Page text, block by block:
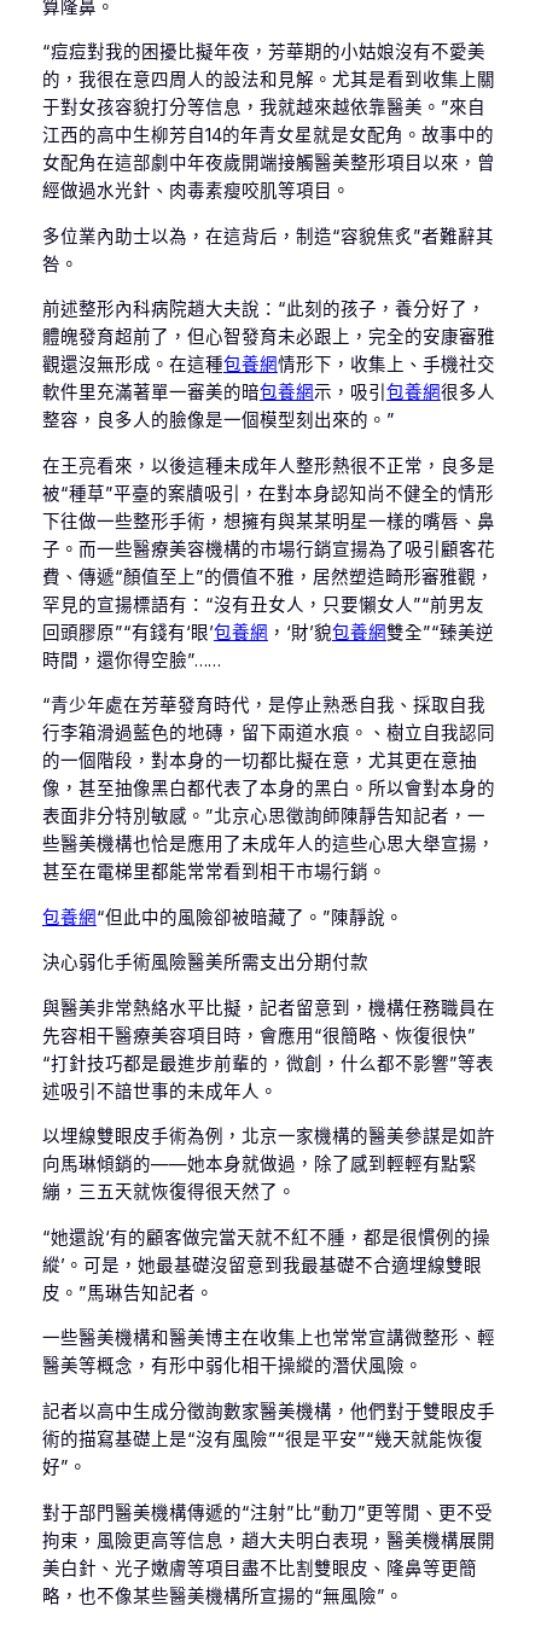
算隆鼻。
“痘痘對我的困擾比擬年夜，芳華期的小姑娘沒有不愛美
的，我很在意四周人的設法和見解。尤其是看到收集上關
于對女孩容貌打分等信息，我就越來越依靠醫美。”來自
江西的高中生柳芳自14的年青女星就是女配角。故事中的
女配角在這部劇中年夜歲開端接觸醫美整形項目以來，曾
經做過水光針、肉毒素瘦咬肌等項目。
多位業內助士以為，在這背后，制造“容貌焦炙”者難辭其
咎。
前述整形內科病院趙大夫說：“此刻的孩子，養分好了，
體魄發育超前了，但心智發育未必跟上，完全的安康審雅
觀還沒無形成。在這種包養網情形下，收集上、手機社交
軟件里充滿著單一審美的暗包養網示，吸引 包養網很多人
整容，良多人的臉像是一個模型刻出來的。”
在王亮看來，以後這種未成年人整形熱很不正常，良多是
被“種草”平臺的案牘吸引，在對本身認知尚不健全的情形
下往做一些整形手術，想擁有與某某明星一樣的嘴唇、鼻
子。而一些醫療美容機構的市場行銷宣揚為了吸引顧客花
費、傳遞“顏值至上”的價值不雅，居然塑造畸形審雅觀，
罕見的宣揚標語有：“沒有丑女人，只要懶女人”“前男友
回頭膠原”“有錢有‘眼’包養網 ，‘財’貌包養網雙全”“臻美逆
時間，還你得空臉”……
“青少年處在芳華發育時代，是停止熟悉自我、採取自我
行李箱滑過藍色的地磚，留下兩道水痕。、樹立自我認同
的一個階段，對本身的一切都比擬在意，尤其更在意抽
像，甚至抽像黑白都代表了本身的黑白。所以會對本身的
表面非分特別敏感。”北京心思徵詢師陳靜告知記者，一
些醫美機構也恰是應用了未成年人的這些心思大舉宣揚，
甚至在電梯里都能常常看到相干市場行銷。
包養網“但此中的風險卻被暗藏了。”陳靜說。
決心弱化手術風險醫美所需支出分期付款
與醫美非常熱絡水平比擬，記者留意到，機構任務職員在
先容相干醫療美容項目時，會應用“很簡略、恢復很快”
“打針技巧都是最進步前輩的，微創，什么都不影響”等表
述吸引不諳世事的未成年人。
以埋線雙眼皮手術為例，北京一家機構的醫美參謀是如許
向馬琳傾銷的——她本身就做過，除了感到輕輕有點緊
繃，三五天就恢復得很天然了。
“她還說‘有的顧客做完當天就不紅不腫，都是很慣例的操
縱’。可是，她最基礎沒留意到我最基礎不合適埋線雙眼
皮。”馬琳告知記者。
一些醫美機構和醫美博主在收集上也常常宣講微整形、輕
醫美等概念，有形中弱化相干操縱的潛伏風險。
記者以高中生成分徵詢數家醫美機構，他們對于雙眼皮手
術的描寫基礎上是“沒有風險”“很是平安”“幾天就能恢復
好”。
對于部門醫美機構傳遞的“注射”比“動刀”更等閒、更不受
拘束，風險更高等信息，趙大夫明白表現，醫美機構展開
美白針、光子嫩膚等項目盡不比割雙眼皮、隆鼻等更簡
略，也不像某些醫美機構所宣揚的“無風險”。